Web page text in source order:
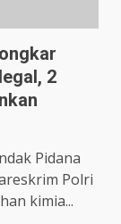
2
Pidana
Polri
kimia...